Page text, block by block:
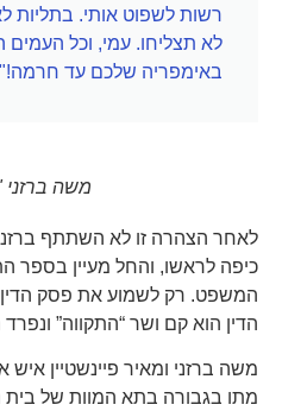
רשות לשפוט אותי. בתליות
לא תצליחו. עמי, וכל
באימפריה שלכם עד חרמה!"
משה ברזני
לאחר הצהרה זו לא השתתף
כיפה לראשו, והחל מעיין בספר
המשפט. רק לשמוע את פסק
הדין הוא קם ושר “התקווה”
משה ברזני ומאיר פיינשטיין איש
מתו בגבורה בתא המוות של בית